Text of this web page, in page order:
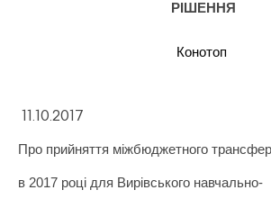
РІШЕННЯ
Конотоп
11.10.2017
Про прийняття міжбюджетного
в 2017 році для Вирівського навчально-